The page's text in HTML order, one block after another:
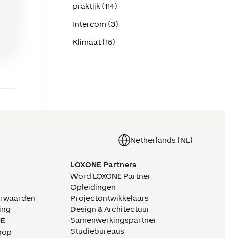
praktijk (114)
Intercom (3)
Klimaat (15)
Netherlands (NL)
LOXONE Partners
Word LOXONE Partner
Opleidingen
Projectontwikkelaars
Design & Architectuur
Samenwerkingspartner
Studiebureaus